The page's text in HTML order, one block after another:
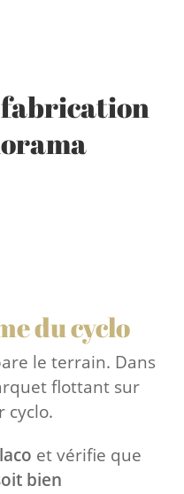
fabrication
du cyclo
le terrain. Dans
flottant sur
cyclo.
et vérifie que
bien